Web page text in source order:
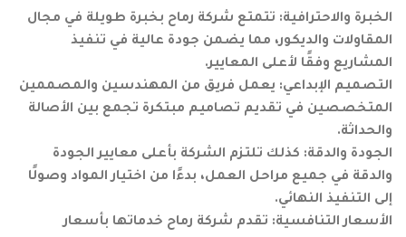
الخبرة والاحترافية: تتمتع شركة رماح بخبرة طويلة في مجال
المقاولات والديكور، مما يضمن جودة عالية في تنفيذ
المشاريع وفقًا لأعلى المعايير.
التصميم الإبداعي: يعمل فريق من المهندسين والمصممين
المتخصصين في تقديم تصاميم مبتكرة تجمع بين الأصالة
والحداثة.
الجودة والدقة: كذلك تلتزم الشركة بأعلى معايير الجودة
والدقة في جميع مراحل العمل، بدءًا من اختيار المواد وصولًا
إلى التنفيذ النهائي.
الأسعار التنافسية: تقدم شركة رماح خدماتها بأسعار